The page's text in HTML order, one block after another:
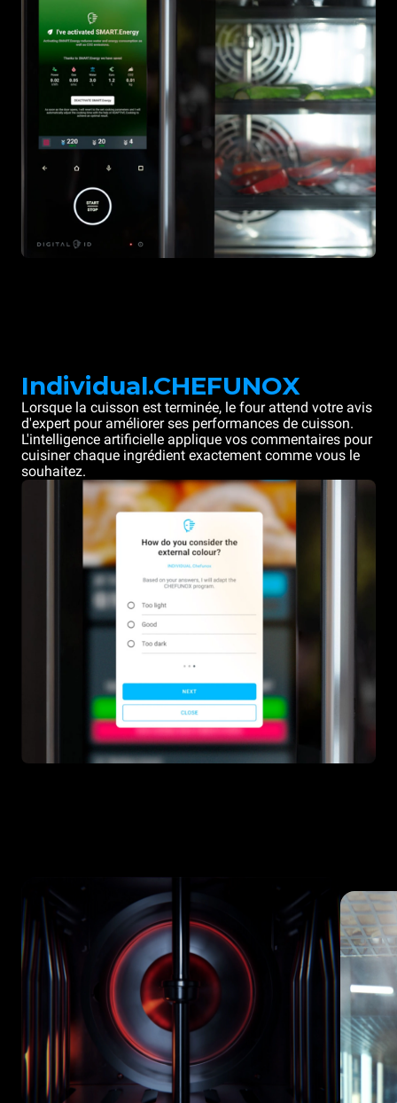
Individual.CHEFUNOX
Lorsque la cuisson est terminée, le four attend votre avis
d'expert pour améliorer ses performances de cuisson.
L'intelligence artificielle applique vos commentaires pour
cuisiner chaque ingrédient exactement comme vous le
souhaitez.